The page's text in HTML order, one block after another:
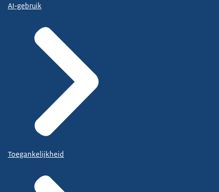
AI-gebruik
Toegankelijkheid